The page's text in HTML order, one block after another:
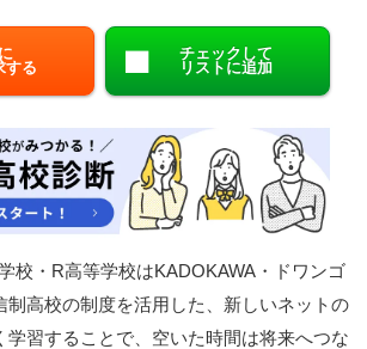
閉じる
する
チェックして
リストに追加
校・R高等学校はKADOKAWA・ドワンゴ
制高校の制度を活用した、新しいネットの
学習することで、空いた時間は将来へつな